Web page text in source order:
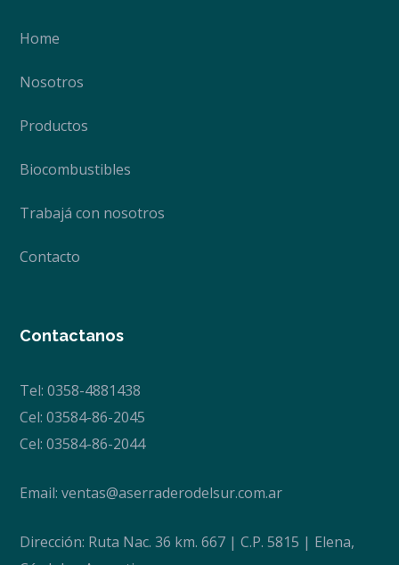
Home
Nosotros
Productos
Biocombustibles
Trabajá con nosotros
Contacto
Contactanos
Tel: 0358-4881438
Cel: 03584-86-2045
Cel: 03584-86-2044
Email:ventas@aserraderodelsur.com.ar
Dirección: Ruta Nac. 36 km. 667 | C.P. 5815 | Elena,